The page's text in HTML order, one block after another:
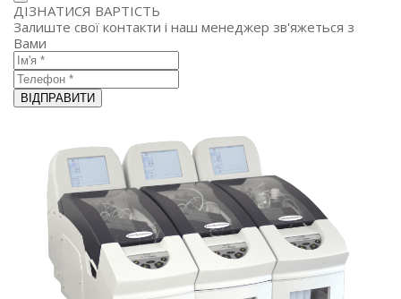
ДІЗНАТИСЯ ВАРТІСТЬ
Залиште свої контакти і наш менеджер зв'яжеться з
Вами
ВІДПРАВИТИ